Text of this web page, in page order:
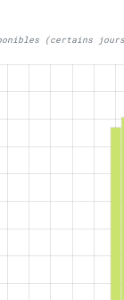
(certains jours